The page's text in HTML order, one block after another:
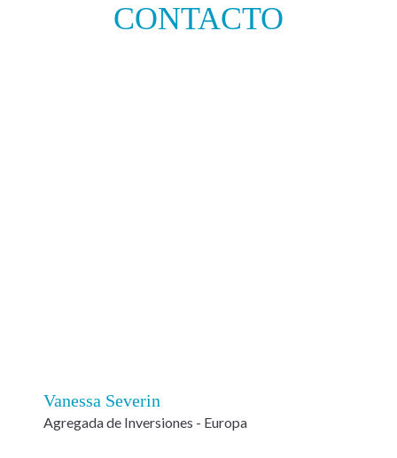
CONTACTO
Vanessa Severin
Agregada de Inversiones - Europa